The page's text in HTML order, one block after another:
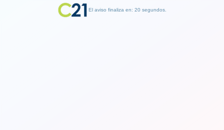
El aviso finaliza en: 19 segundos.